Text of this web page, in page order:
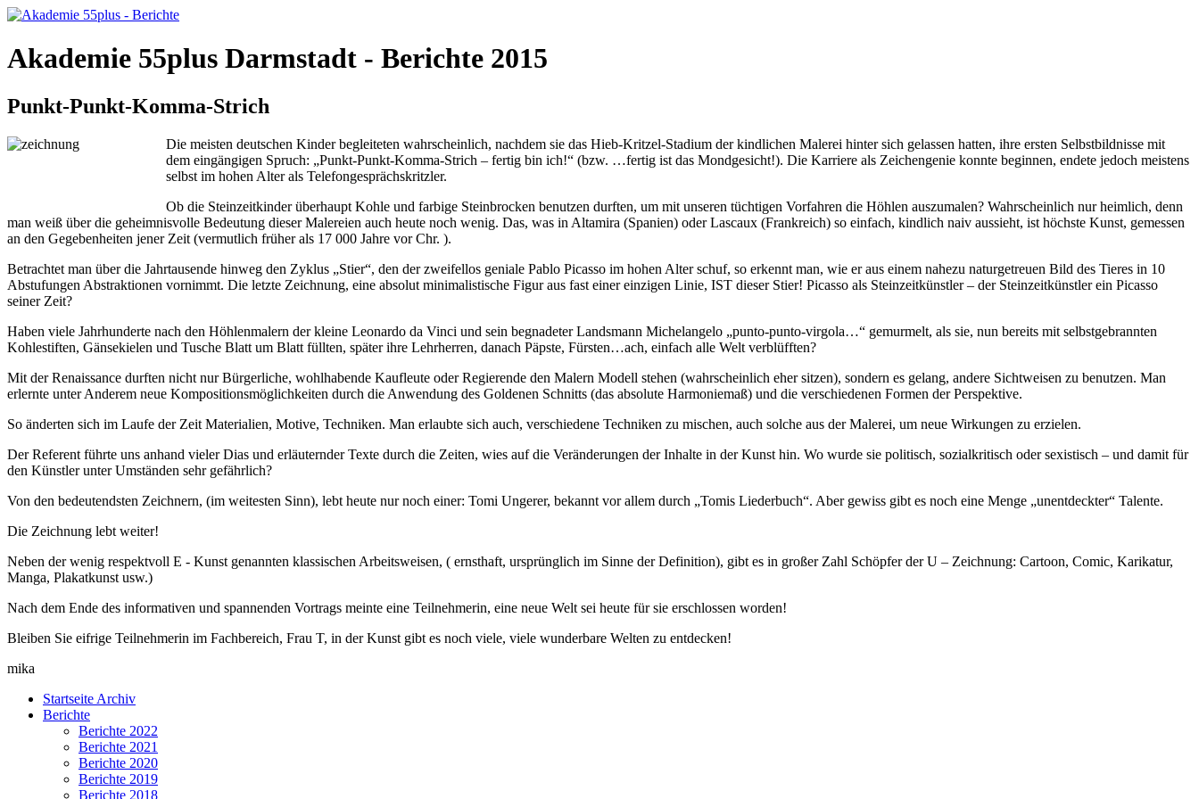
Akademie 55plus Darmstadt - Berichte 2015
Punkt-Punkt-Komma-Strich
Die meisten deutschen Kinder begleiteten wahrscheinlich, nachdem sie das Hieb-Kritzel-Stadium der kindlichen Malerei hinter sich gelassen hatten, ihre ersten Selbstbildnisse mit
dem eingängigen Spruch: „Punkt-Punkt-Komma-Strich – fertig bin ich!“ (bzw. …fertig ist das Mondgesicht!). Die Karriere als Zeichengenie konnte beginnen, endete jedoch meistens
selbst im hohen Alter als Telefongesprächskritzler.
Ob die Steinzeitkinder überhaupt Kohle und farbige Steinbrocken benutzen durften, um mit unseren tüchtigen Vorfahren die Höhlen auszumalen? Wahrscheinlich nur heimlich, denn
man weiß über die geheimnisvolle Bedeutung dieser Malereien auch heute noch wenig. Das, was in Altamira (Spanien) oder Lascaux (Frankreich) so einfach, kindlich naiv aussieht, ist höchste Kunst, gemessen
an den Gegebenheiten jener Zeit (vermutlich früher als 17 000 Jahre vor Chr. ).
Betrachtet man über die Jahrtausende hinweg den Zyklus „Stier“, den der zweifellos geniale Pablo Picasso im hohen Alter schuf, so erkennt man, wie er aus einem nahezu naturgetreuen Bild des Tieres in 10
Abstufungen Abstraktionen vornimmt. Die letzte Zeichnung, eine absolut minimalistische Figur aus fast einer einzigen Linie, IST dieser Stier! Picasso als Steinzeitkünstler – der Steinzeitkünstler ein Picasso
seiner Zeit?
Haben viele Jahrhunderte nach den Höhlenmalern der kleine Leonardo da Vinci und sein begnadeter Landsmann Michelangelo „punto-punto-virgola…“ gemurmelt, als sie, nun bereits mit selbstgebrannten
Kohlestiften, Gänsekielen und Tusche Blatt um Blatt füllten, später ihre Lehrherren, danach Päpste, Fürsten…ach, einfach alle Welt verblüfften?
Mit der Renaissance durften nicht nur Bürgerliche, wohlhabende Kaufleute oder Regierende den Malern Modell stehen (wahrscheinlich eher sitzen), sondern es gelang, andere Sichtweisen zu benutzen. Man
erlernte unter Anderem neue Kompositionsmöglichkeiten durch die Anwendung des Goldenen Schnitts (das absolute Harmoniemaß) und die verschiedenen Formen der Perspektive.
So änderten sich im Laufe der Zeit Materialien, Motive, Techniken. Man erlaubte sich auch, verschiedene Techniken zu mischen, auch solche aus der Malerei, um neue Wirkungen zu erzielen.
Der Referent führte uns anhand vieler Dias und erläuternder Texte durch die Zeiten, wies auf die Veränderungen der Inhalte in der Kunst hin. Wo wurde sie politisch, sozialkritisch oder sexistisch – und damit für
den Künstler unter Umständen sehr gefährlich?
Von den bedeutendsten Zeichnern, (im weitesten Sinn), lebt heute nur noch einer: Tomi Ungerer, bekannt vor allem durch „Tomis Liederbuch“. Aber gewiss gibt es noch eine Menge „unentdeckter“ Talente.
Die Zeichnung lebt weiter!
Neben der wenig respektvoll E - Kunst genannten klassischen Arbeitsweisen, ( ernsthaft, ursprünglich im Sinne der Definition), gibt es in großer Zahl Schöpfer der U – Zeichnung: Cartoon, Comic, Karikatur,
Manga, Plakatkunst usw.)
Nach dem Ende des informativen und spannenden Vortrags meinte eine Teilnehmerin, eine neue Welt sei heute für sie erschlossen worden!
Bleiben Sie eifrige Teilnehmerin im Fachbereich, Frau T, in der Kunst gibt es noch viele, viele wunderbare Welten zu entdecken!
mika
Startseite Archiv
Berichte
Berichte 2022
Berichte 2021
Berichte 2020
Berichte 2019
Berichte 2018